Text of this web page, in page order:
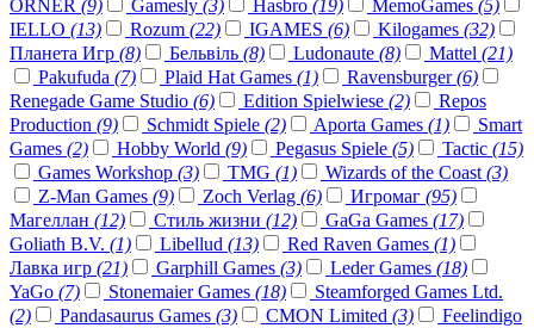
ORNER (9) Gamesly (3) Hasbro (19) MemoGames (5)
IELLO (13) Rozum (22) IGAMES (6) Kilogames (32)
Планета Игр (8) Бельвіль (8) Ludonaute (8) Mattel (21)
Pakufuda (7) Plaid Hat Games (1) Ravensburger(6)
Renegade Game Studio (6) Edition Spielwiese (2)
Repos
Production (9) Schmidt Spiele (2) Aporta Games (1)
Smart
Games (2) Hobby World (9) Pegasus Spiele (5) Tactic (15)
Games Workshop (3) TMG (1) Wizards of the Coast (3)
Z-Man Games (9) Zoch Verlag (6) Игромаг (95)
Магеллан (12) Стиль жизни (12) GaGa Games (17)
Goliath B.V. (1) Libellud (13) Red Raven Games (1)
Лавка игр (21) Garphill Games (3) Leder Games (18)
YaGo (7) Stonemaier Games (18)
Steamforged Games Ltd.
(2)
Pandasaurus Games (3) CMON Limited (3)
Feelindigo